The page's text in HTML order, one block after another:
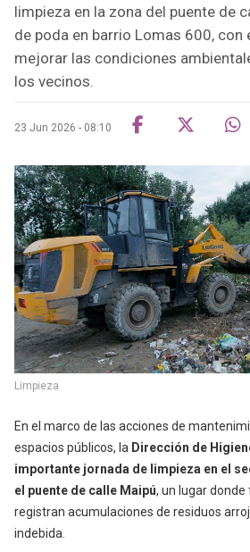
limpieza en la zona del puente de
de poda en barrio Lomas 600, con
mejorar las condiciones
los vecinos.
23 Jun 2026 - 08:10
Limpieza
En el marco de las acciones de
espacios públicos, la Dirección de
importante jornada de limpieza en el
el puente de calle Maipú, un lugar
registran acumulaciones de residuos
indebida.